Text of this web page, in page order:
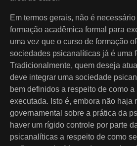
Em termos gerais, não é
formação acadêmica formal para
uma vez que o curso de formação
sociedades psicanalíticas já é uma
Tradicionalmente, quem deseja
deve integrar uma sociedade
bem definidos a respeito de como
executada. Isto é, embora não haja
governamental sobre a prática da
haver um rígido controle por parte
psicanalíticas a respeito de como